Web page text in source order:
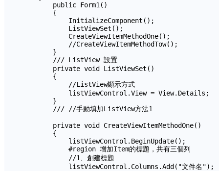
        public Form1()
        {
            InitializeComponent();
            ListViewSet();
            CreateViewItemMethodOne();
            //CreateViewItemMethodTow();
        }
        /// ListView 設置
        private void ListViewSet()
        {
            //ListView顯示方式
            listViewControl.View = View.Details;
        }
        /// //手動填加ListView方法1
        private void CreateViewItemMethodOne()
        {
            listViewControl.BeginUpdate();
            #region 增加Item的標題，共有三個列
            //1、創建標題
            listViewControl.Columns.Add("文件名");